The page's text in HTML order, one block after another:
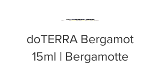
doTERRA Bergamot
15ml | Bergamotte